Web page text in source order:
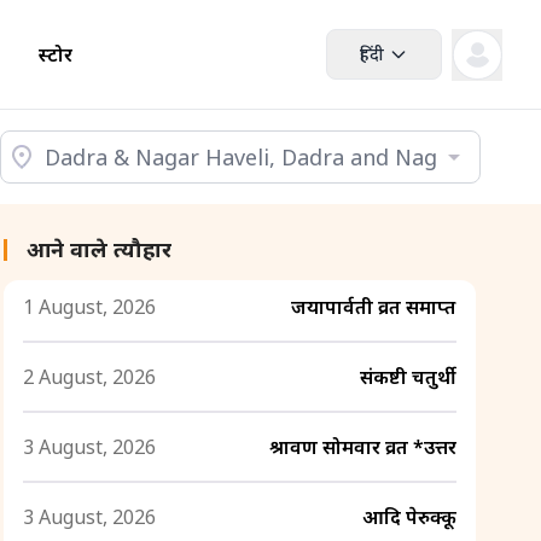
स्टोर हिंदी
आने वाले त्यौहार
1 August, 2026 जयापार्वती व्रत समाप्त
2 August, 2026 संकष्टी चतुर्थी
3 August, 2026 श्रावण सोमवार व्रत *उत्तर
3 August, 2026 आदि पेरुक्कू